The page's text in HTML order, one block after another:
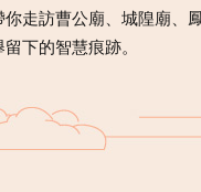
走訪曹公廟、城隍廟、
下的智慧痕跡。